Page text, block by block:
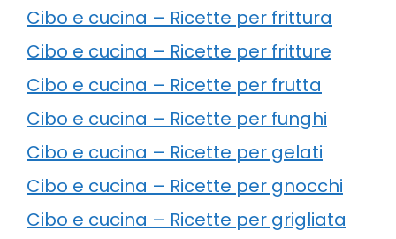
Cibo e cucina – Ricette per frittura
Cibo e cucina – Ricette per fritture
Cibo e cucina – Ricette per frutta
Cibo e cucina – Ricette per funghi
Cibo e cucina – Ricette per gelati
Cibo e cucina – Ricette per gnocchi
Cibo e cucina – Ricette per grigliata